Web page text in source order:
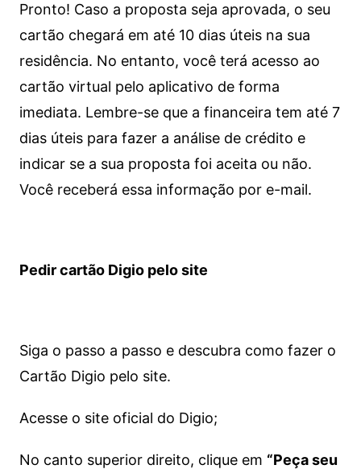
Pronto! Caso a proposta seja aprovada, o seu
cartão chegará em até 10 dias úteis na sua
residência. No entanto, você terá acesso ao
cartão virtual pelo aplicativo de forma
imediata. Lembre-se que a financeira tem até 7
dias úteis para fazer a análise de crédito e
indicar se a sua proposta foi aceita ou não.
Você receberá essa informação por e-mail.
Pedir cartão Digio pelo site
Siga o passo a passo e descubra como fazer o
Cartão Digio pelo site.
Acesse o site oficial do Digio;
No canto superior direito, clique em “Peça seu